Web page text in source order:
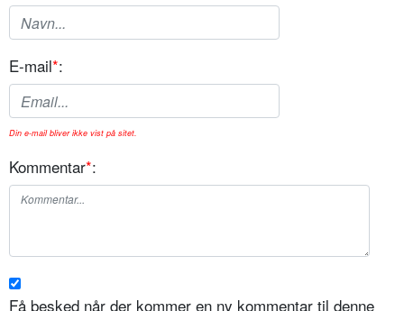
E-mail*:
Din e-mail bliver ikke vist på sitet.
Kommentar*:
Få besked når der kommer en ny kommentar til denne